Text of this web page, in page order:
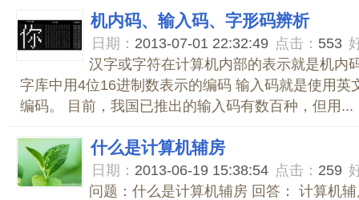
机内码、输入码、字形码辨析
日期： 2013-07-01 22:32:49 点击： 553
汉字或字符在计算机内部的表示就是机内
字库中用4位16进制数表示的编码 输入码就是使用英
编码。 目前，我国已推出的输入码有数百种，但用...
什么是计算机辅房
日期： 2013-06-19 15:38:54 点击： 259
问题：什么是计算机辅房 回答： 计算机